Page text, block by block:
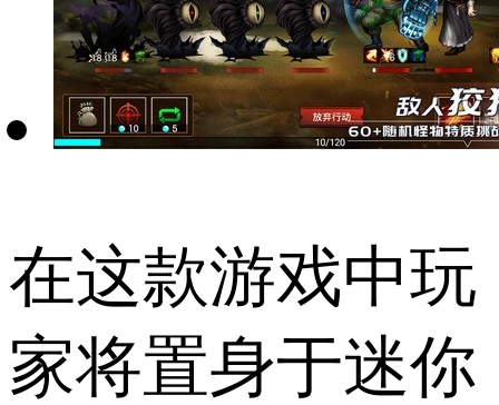
在这款游戏中玩
家将置身于迷你